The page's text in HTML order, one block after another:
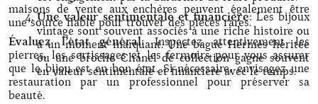
Une valeur sentimentale et financière: Les bijoux
vintage sont souvent associés à une riche histoire ou
à un moment marquant. Une bague Hermès héritée
ou une broche Chanel de collection gagne souvent
en valeur sentimentale et financière avec le temps.
maisons de vente aux enchères peuvent également être
une source fiable pour trouver des pièces rares.
Évaluez l’état général: Inspectez attentivement les
pierres, les sertissages et les fermoirs pour vous assurer
que le bijou est en bon état. Si nécessaire, envisagez une
restauration par un professionnel pour préserver sa
beauté.